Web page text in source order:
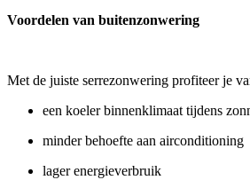
Voordelen van buitenzonwering
Met de juiste serrezonwering profiteer je
een koeler binnenklimaat tijdens
minder behoefte aan airconditioning
lager energieverbruik